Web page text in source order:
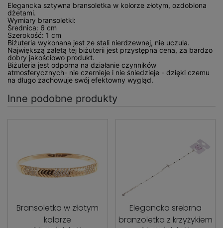
Elegancka sztywna bransoletka w kolorze złotym, ozdobiona
dżetami.
Wymiary bransoletki:
Średnica: 6 cm
Szerokość: 1 cm
Biżuteria wykonana jest ze stali nierdzewnej, nie uczula.
Największą zaletą tej biżuterii jest przystępna cena, za bardzo
dobry jakościowo produkt.
Biżuteria jest odporna na działanie czynników
atmosferycznych- nie czernieje i nie śniedzieje - dzięki czemu
na długo zachowuje swój efektowny wygląd.
Inne podobne produkty
Bransoletka w złotym
kolorze
Elegancka srebrna
branzoletka z krzyżykiem